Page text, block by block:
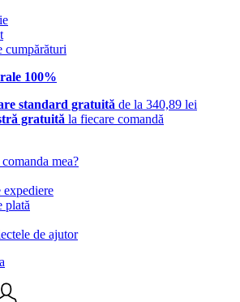
cumpărături
100%
standard gratuită de la 340,89 lei
gratuită la fiecare comandă
mea?
expediere
plată
de ajutor